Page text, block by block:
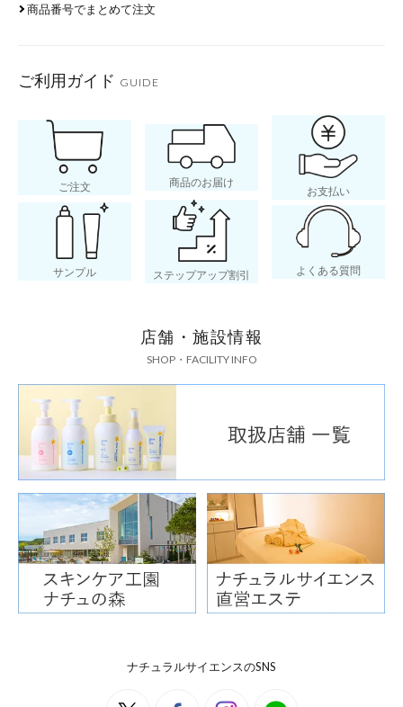
商品番号でまとめて注文
ご利用ガイド GUIDE
ご注文 商品のお届け
お支払い
サンプル ステップアップ割引 よくある質問
店舗・施設情報
SHOP・FACILITY INFO
ナチュラルサイエンスのSNS